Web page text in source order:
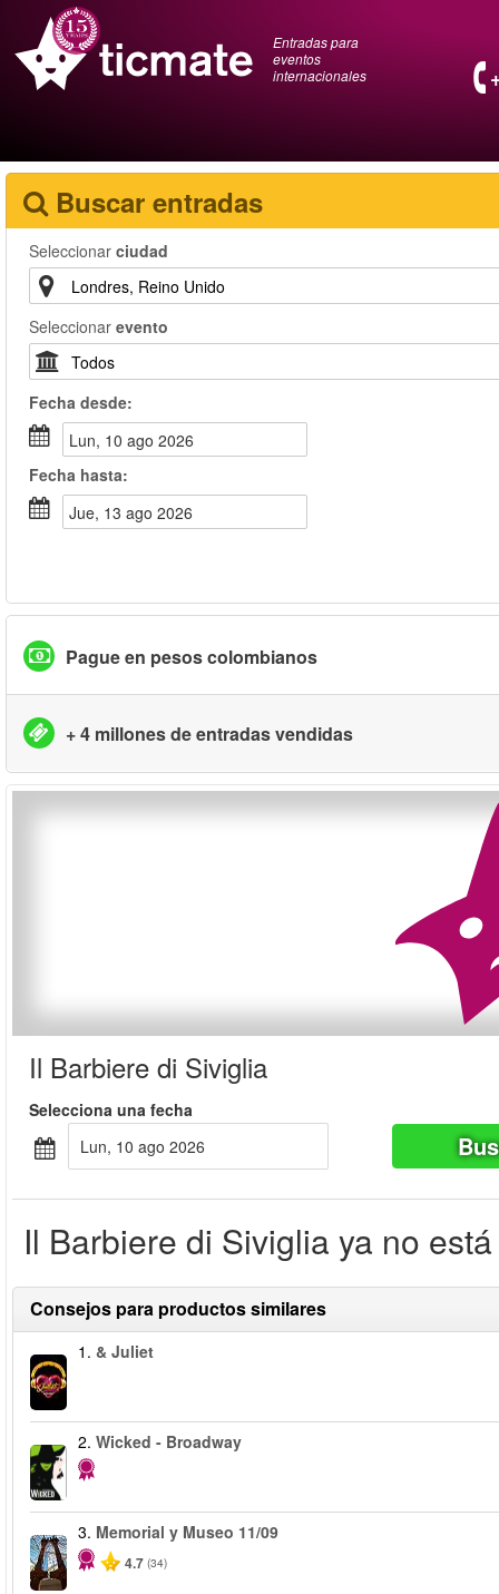
Entradas para
eventos
internacionales
Buscar entradas
Seleccionar ciudad
Seleccionar evento
Fecha desde:
lun, 10 ago 2026
Fecha hasta:
jue, 13 ago 2026
Pague en pesos colombianos
+ 4 millones de entradas vendidas
Il Barbiere di Siviglia
Selecciona una fecha
lun, 10 ago 2026
Il Barbiere di Siviglia ya no
Consejos para productos similares
1. & Juliet
2. Wicked - Broadway
3. Memorial y Museo 11/09
4.7 (34)